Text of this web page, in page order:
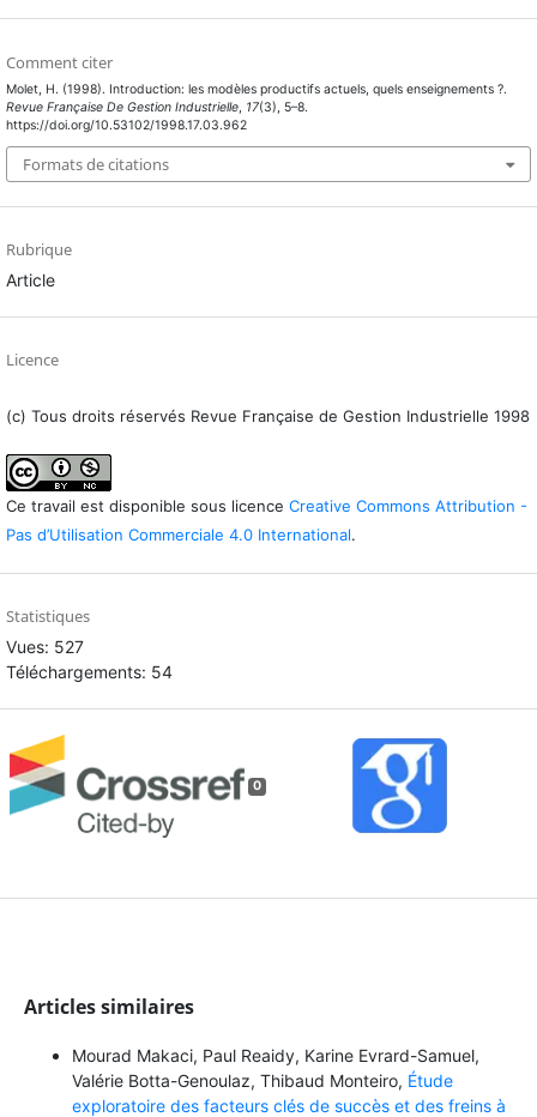
Comment citer
Molet, H. (1998). Introduction: les modèles productifs actuels, quels enseignements ?.
Revue Française De Gestion Industrielle, 17(3), 5–8.
https://doi.org/10.53102/1998.17.03.962
Formats de citations
Rubrique
Article
Licence
(c) Tous droits réservés Revue Française de Gestion Industrielle 1998
Ce travail est disponible sous licence Creative Commons Attribution -
Pas d’Utilisation Commerciale 4.0 International.
Statistiques
Vues: 527
Téléchargements: 54
0
Articles similaires
Mourad Makaci, Paul Reaidy, Karine Evrard-Samuel,
Valérie Botta-Genoulaz, Thibaud Monteiro, Étude
exploratoire des facteurs clés de succès et des freins à